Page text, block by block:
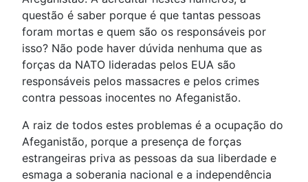
questão é saber porque é que tantas pessoas
foram mortas e quem são os responsáveis por
isso? Não pode haver dúvida nenhuma que as
forças da NATO lideradas pelos EUA são
responsáveis pelos massacres e pelos crimes
contra pessoas inocentes no Afeganistão.
A raiz de todos estes problemas é a ocupação do
Afeganistão, porque a presença de forças
estrangeiras priva as pessoas da sua liberdade e
esmaga a soberania nacional e a independência